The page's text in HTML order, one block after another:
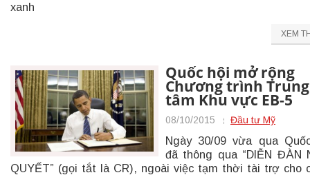
xanh
XEM
Quốc hội mở rộng
Chương trình Trung
tâm Khu vực EB-5
08/10/2015 Đầu tư Mỹ
Ngày 30/09 vừa qua
đã thông qua “DIỄN ĐÀN
QUYẾT” (gọi tắt là CR), ngoài việc tạm thời tài trợ cho